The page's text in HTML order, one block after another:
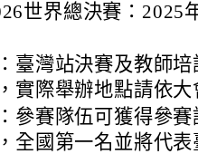
世界總決賽：2025
臺灣站決賽及教師
實際舉辦地點請依
參賽隊伍可獲得參
全國第一名並將代